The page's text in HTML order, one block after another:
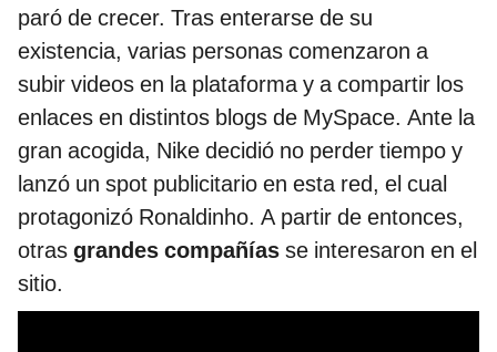
paró de crecer. Tras enterarse de su
existencia, varias personas comenzaron a
subir videos en la plataforma y a compartir los
enlaces en distintos blogs de MySpace. Ante la
gran acogida, Nike decidió no perder tiempo y
lanzó un spot publicitario en esta red, el cual
protagonizó Ronaldinho. A partir de entonces,
otras grandes compañías se interesaron en el
sitio.